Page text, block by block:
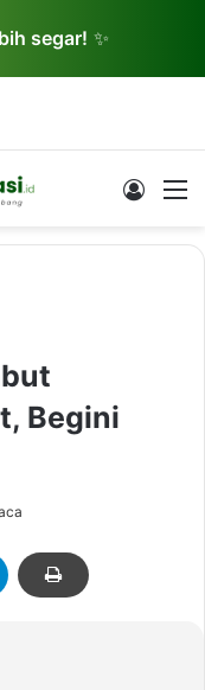
segar! ✨
Log In
Begini